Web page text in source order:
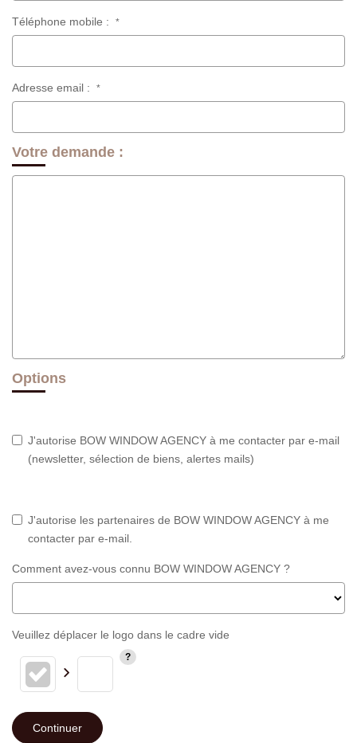
Téléphone mobile : *
Adresse email : *
Votre demande :
Options
J'autorise BOW WINDOW AGENCY à me contacter par e-mail
(newsletter, sélection de biens, alertes mails)
J'autorise les partenaires de BOW WINDOW AGENCY à me
contacter par e-mail.
Comment avez-vous connu BOW WINDOW AGENCY ?
Veuillez déplacer le logo dans le cadre vide
Continuer